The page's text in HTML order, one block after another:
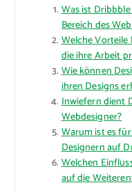
Was ist
Bereich des
Welche
die ihre Arbeit
Wie können
ihren Designs
Inwiefern dient
Webdesigner?
Warum ist es
Designern auf
Welchen
auf die